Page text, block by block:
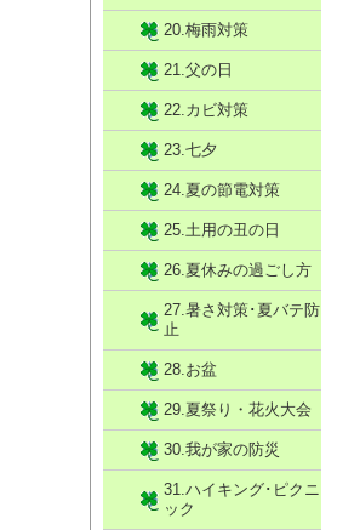
20.梅雨対策
21.父の日
22.カビ対策
23.七夕
24.夏の節電対策
25.土用の丑の日
26.夏休みの過ごし方
27.暑さ対策･夏バテ防
止
28.お盆
29.夏祭り・花火大会
30.我が家の防災
31.ハイキング･ピクニ
ック